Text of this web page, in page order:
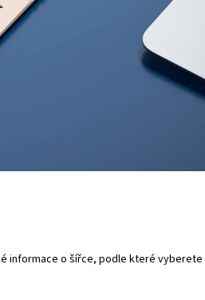
informace o šířce, podle které vyberete